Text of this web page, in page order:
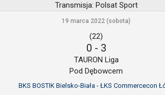
Transmisja: Polsat Sport
19 marca 2022 (sobota)
(22)
0 - 3
TAURON Liga
Pod Dębowcem
BKS BOSTIK Bielsko-Biała - ŁKS Commercecon